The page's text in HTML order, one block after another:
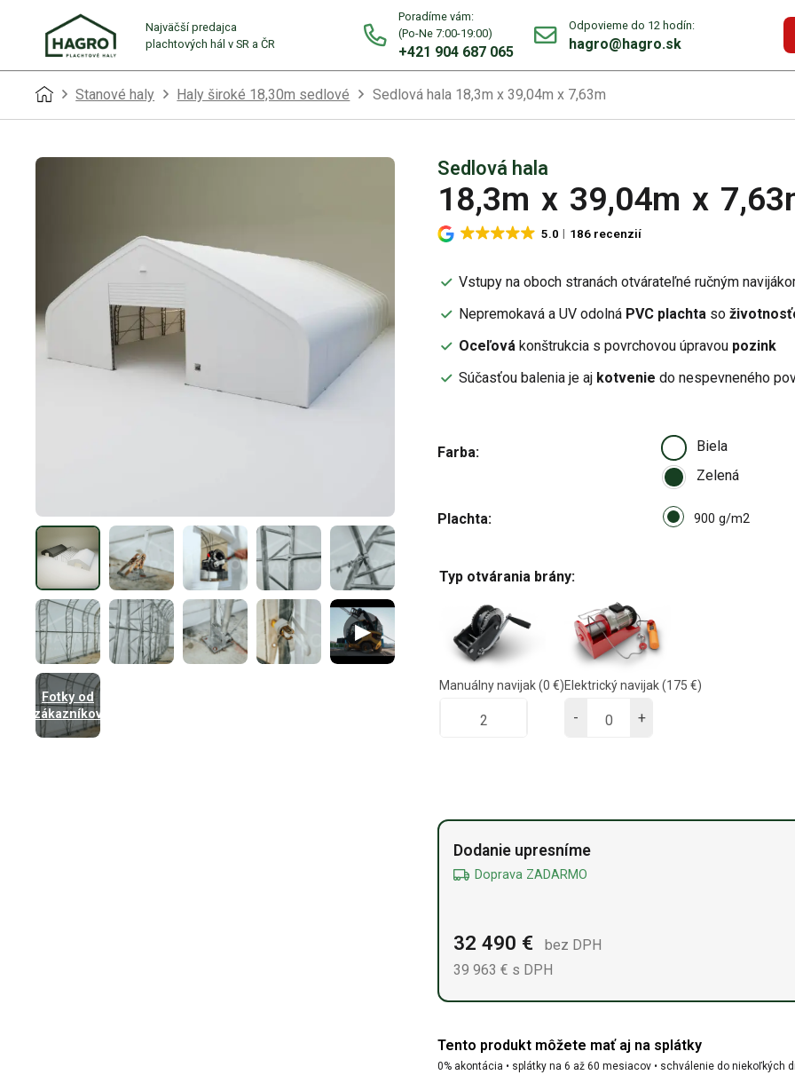
Najväčší predajca
plachtových hál v SR a ČR
Poradíme vám:
(Po-Ne 7:00-19:00)
+421 904 687 065
Odpovieme do 12 hodín:
hagro@hagro.sk
Stanové haly Haly široké 18,30m sedlové Sedlová hala 18,3m x 39,04m x 7,63m
▶
Fotky od
zákazníkov
Sedlová hala
18,3m x 39,04m x
5.0 186 recenzií
Vstupy na oboch stranách otvárateľné ručným
Nepremokavá a UV odolná PVC plachta so
Oceľová konštrukcia s povrchovou úpravou pozink
Súčasťou balenia je aj kotvenie do nespevneného
Farba
Biela
Zelená
Plachta Select pa_plachta
900 g/m2
Typ otvárania brány:
Manuálny navijak(0 €)Elektrický navijak(175 €)
-
+
Alternative:
Dodanie upresníme
Doprava ZADARMO
32 490 €
bez DPH
39 963€ s DPH
Tento produkt môžete mať aj na splátky
0% akontácia • splátky na 6 až 60 mesiacov • schválenie do niekoľkých